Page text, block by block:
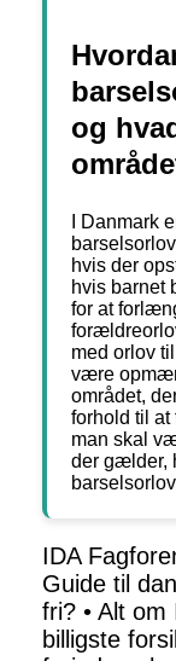
og
I Danmark
hvis der
hvis barnet
for at
med orlov
være
området,
forhold til
man skal
der gælder,
IDA
Guide til
fri? • Alt om
billigste